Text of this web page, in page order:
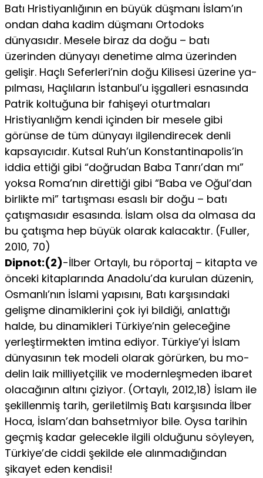
Batı Hristiyanlığının en büyük düş­manı İslam’ın
ondan daha kadim düşmanı Ortodoks
dünyasıdır. Mesele biraz da doğu – batı
üzerinden dünyayı denetime alma üzerinden
gelişir. Haçlı Seferleri’nin doğu Kilisesi üzerine ya­
pılması, Haçlıların İstanbul’u işgalleri esnasında
Patrik koltu­ğuna bir fahişeyi oturtmaları
Hristiyanlığm kendi içinden bir mesele gibi
görünse de tüm dünyayı ilgilendirecek denli
kapsa­yıcıdır. Kutsal Ruh’un Konstantinapolis’in
iddia ettiği gibi “doğ­rudan Baba Tanrı’dan mı”
yoksa Roma’nın direttiği gibi “Baba ve Oğul’dan
birlikte mi” tartışması esaslı bir doğu – batı
çatış­masıdır esasında. İslam olsa da olmasa da
bu çatışma hep bü­yük olarak kalacaktır. (Fuller,
2010, 70)
Dipnot:(2)-İlber Ortaylı, bu röportaj – kitapta ve
önceki kitaplarında Anadolu’da kurulan dü­zenin,
Osmanlı’nın İslami yapısını, Batı karşısındaki
gelişme dinamiklerini çok iyi bildiği, anlattığı
halde, bu dinamikleri Türkiye’nin geleceğine
yerleştirmekten imtina ediyor. Türkiye’yi İslam
dünyasının tek modeli olarak görürken, bu mo­
delin laik milliyetçilik ve modernleşmeden ibaret
olacağının altını çiziyor. (Or­taylı, 2012,18) İslam ile
şekillenmiş tarih, geriletilmiş Batı karşısında İlber
Hoca, İslam’dan bahsetmiyor bile. Oysa tarihin
geçmiş kadar gelecekle ilgili olduğunu söyleyen,
Türkiye’de ciddi şekilde ele alınmadığından
şikayet eden kendisi!